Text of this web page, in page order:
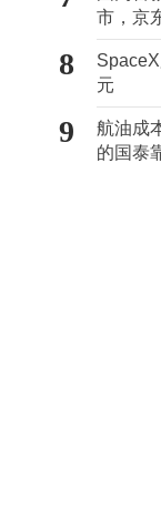
市，京
证
8
元
9
航油成
的国泰